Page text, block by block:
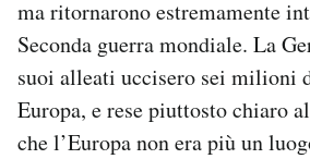
ma ritornarono estremamente
Seconda guerra mondiale. La
suoi alleati uccisero sei milioni
Europa, e rese piuttosto chiaro
che l’Europa non era più un